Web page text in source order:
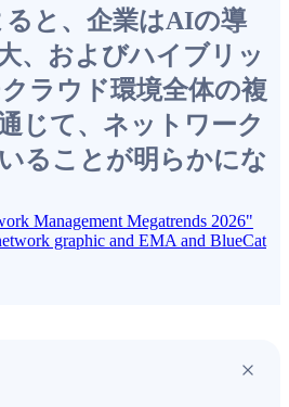
と、企業はAIの導
、およびハイブリッ
ラウド環境全体の複
じて、ネットワーク
ることが明らかにな